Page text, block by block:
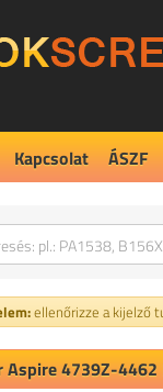
Kapcsolat ÁSZF
ellenőrizze a kijelző
Aspire 4739Z-